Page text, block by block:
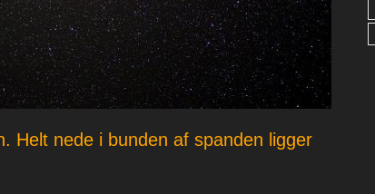
Helt nede i bunden af spanden ligger